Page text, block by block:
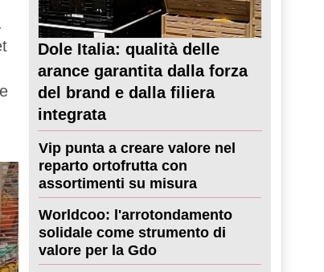
Dole Italia: qualità delle
arance garantita dalla forza
del brand e dalla filiera
integrata
Vip punta a creare valore nel
reparto ortofrutta con
assortimenti su misura
Worldcoo: l'arrotondamento
solidale come strumento di
valore per la Gdo